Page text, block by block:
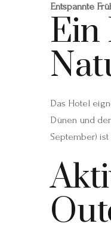
Entspannte
Ein
Das Hotel
Dünen und
September)